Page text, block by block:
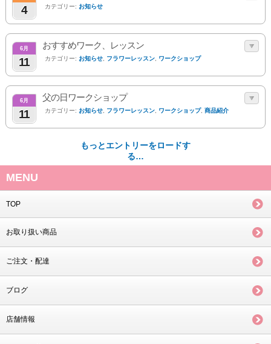
4 カテゴリー: お知らせ
6月
11
おすすめワーク、レッスン
カテゴリー: お知らせ フラワーレッスン ワークショップ
6月
11
父の日ワークショップ
カテゴリー: お知らせ フラワーレッスン ワークショップ, 商品紹介
もっとエントリーをロードす
る…
MENU
TOP
お取り扱い商品
ご注文・配達
ブログ
店舗情報